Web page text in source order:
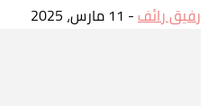
رفيق رائف- 11 مارس، 2025